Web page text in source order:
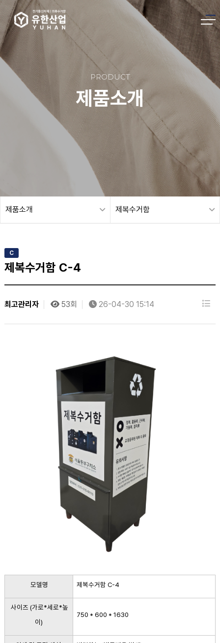
PRODUCT
제품소개
제품소개 제복수거함
C
제복수거함 C-4
최고관리자 53회 26-04-30 15:14
모델명 제복수거함 C-4
사이즈 (가로*세로*높
이)
750 * 600 * 1630